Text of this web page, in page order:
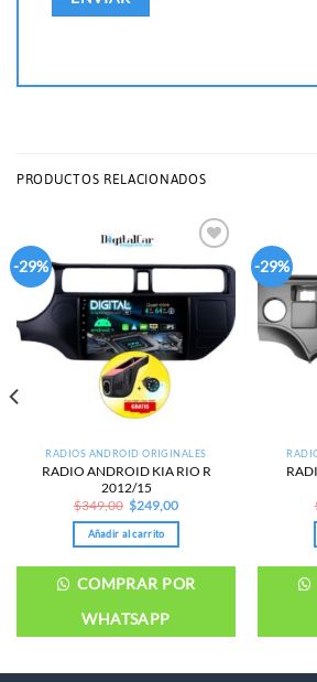
PRODUCTOS RELACIONADOS
-29%
wishlist
RADIOS ANDROID ORIGINALES
RADIO ANDROID KIA RIO R
2012/15
$349,00 Original
price
was:
$349,00.
$249,00Current
Añadir al carrito
COMPRAR POR
WHATSAPP
-29%